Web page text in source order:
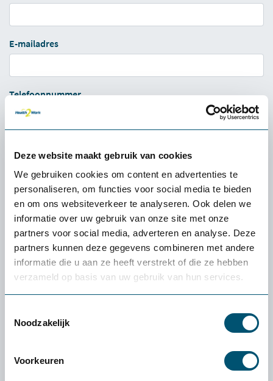
Deze website maakt gebruik van cookies
We gebruiken cookies om content en advertenties te
personaliseren, om functies voor social media te bieden
en om ons websiteverkeer te analyseren. Ook delen we
informatie over uw gebruik van onze site met onze
partners voor social media, adverteren en analyse. Deze
partners kunnen deze gegevens combineren met andere
informatie die u aan ze heeft verstrekt of die ze hebben
verzameld op basis van uw gebruik van hun services.
Noodzakelijk
Voorkeuren
E-mailadres
Telefoonnummer
Hoe heb je ons gevonden
Via Google
Tijdens een beurs of evenement
Anders